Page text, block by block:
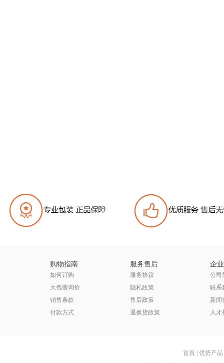
购物指南
如何订购
大包装询价
销售条款
付款方式
服务售后
服务协议
隐私政策
售后政策
退换货政策
企
公司
联系
新闻
人才
首頁 优势产品